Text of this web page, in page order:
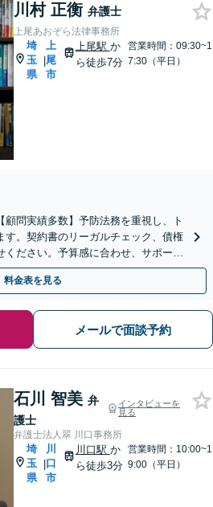
川村 正衡 弁護士
上尾あおぞら法律事務所
埼
玉
県
|
上
尾
市
上尾駅 か
ら徒歩7分
営業時間：09:30~1
7:30（平日）
顧問実績多数】予防法務を重視し、ト
す。契約書のリーガルチェック、債権
ください。予算感に合わせ、サポート
駅7分】【スポット相談可】
料金表を見る
メールで面談予約
石川 智美 弁
護士
インタビューを
見る
弁護士法人翠 川口事務所
埼
玉
県
|
川
口
市
川口駅 か
ら徒歩3分
営業時間：10:00~1
9:00（平日）